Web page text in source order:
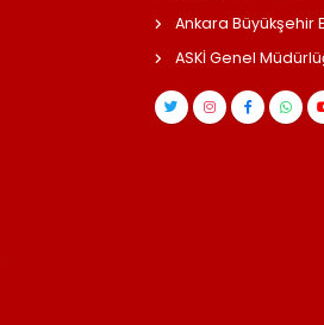
Ankara Büyükşehir
ASKİ Genel